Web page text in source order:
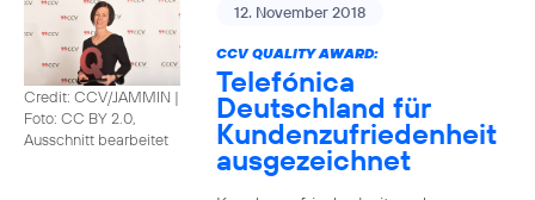
Credit: CCV/JAMMIN |
Foto: CC BY 2.0,
Ausschnitt bearbeitet
12. November 2018
CCV QUALITY AWARD:
Telefónica
Deutschland für
Kundenzufriedenheit
ausgezeichnet